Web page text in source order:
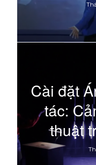
Cài đặt
tác:
thuật